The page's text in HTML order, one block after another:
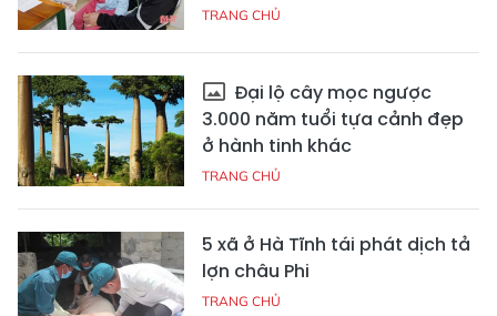
TRANG CHỦ
Đại lộ cây mọc ngược
3.000 năm tuổi tựa cảnh đẹp
ở hành tinh khác
TRANG CHỦ
5 xã ở Hà Tĩnh tái phát dịch tả
lợn châu Phi
TRANG CHỦ